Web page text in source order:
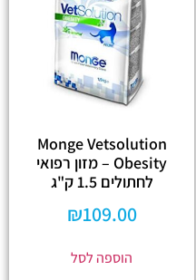
Monge Vetsolution
Obesity – מזון רפואי
לחתולים 1.5 ק"ג
₪109.00
הוספה לסל